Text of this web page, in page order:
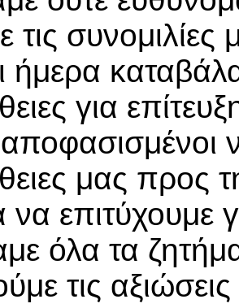
τις
ήμερα
για
μας προς
να επιτύχουμε
όλα τα
τις